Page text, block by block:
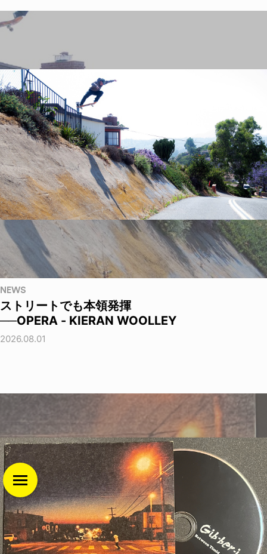
NEWS
ストリートでも本領発揮
──OPERA - KIERAN WOOLLEY
2026.08.01